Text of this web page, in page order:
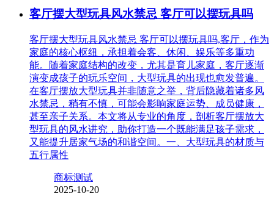
客厅摆大型玩具风水禁忌 客厅可以摆玩具吗
客厅摆大型玩具风水禁忌 客厅可以摆玩具吗,客厅，作为
家庭的核心枢纽，承担着会客、休闲、娱乐等多重功
能。随着家庭结构的改变，尤其是育儿家庭，客厅逐渐
演变成孩子的玩乐空间，大型玩具的出现也愈发普遍。
在客厅摆放大型玩具并非随意之举，背后隐藏着诸多风
水禁忌，稍有不慎，可能会影响家庭运势、成员健康，
甚至亲子关系。本文将从专业的角度，剖析客厅摆放大
型玩具的风水讲究，助你打造一个既能满足孩子需求，
又能提升居家气场的和谐空间。一、大型玩具的材质与
五行属性
商标测试
2025-10-20